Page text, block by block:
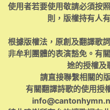
使用者若要使用敬請必須按
則，版權持有人
根據版權法，原創及翻譯歌
非牟利團體的表演豁免。有
途的授權及
請直接聯繫相關的
有關翻譯詩歌的使用授